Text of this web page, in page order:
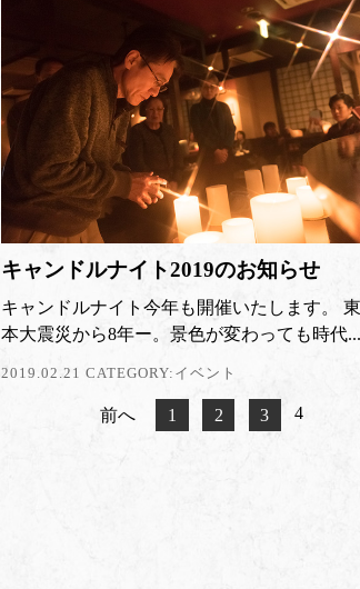
キャンドルナイト2019のお知らせ
キャンドルナイト今年も開催いたします。
本大震災から8年ー。景色が変わっても時代...
2019.02.21 CATEGORY: イベント
前へ 1 2 3 4